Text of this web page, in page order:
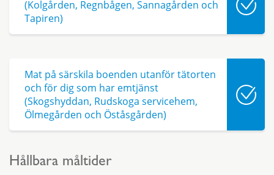
(Kolgården, Regnbågen, Sannagården och
Tapiren)
Mat på särskila boenden utanför tätorten
och för dig som har emtjänst
(Skogshyddan, Rudskoga servicehem,
Ölmegården och Öståsgården)
Hållbara måltider